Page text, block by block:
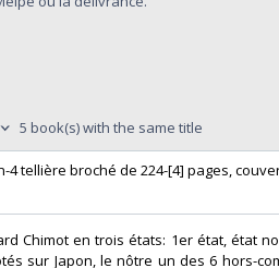
5 book(s) with the same title
4 tellière broché de 224-[4] pages,
Chimot en trois états: 1er état, état
sur Japon, le nôtre un des 6 hors-